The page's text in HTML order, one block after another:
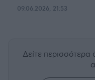
09.06.2026, 21:53
Δείτε